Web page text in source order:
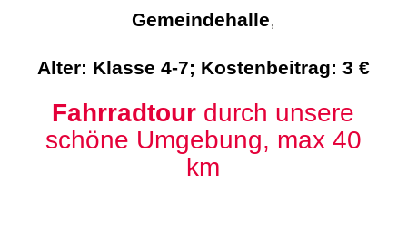
Gemeindehalle,
Alter: Klasse 4-7; Kostenbeitrag: 3 €
Fahrradtour durch unsere
schöne Umgebung, max 40
km